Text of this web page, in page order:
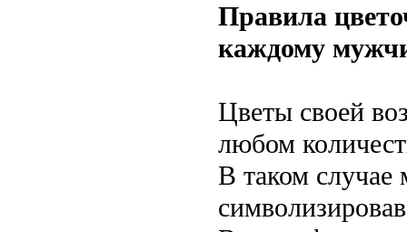
Правила
каждому
Цветы своей
любом
В таком случае